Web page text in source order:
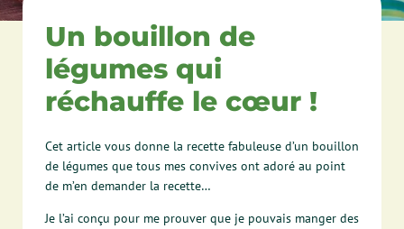
Un bouillon de
légumes qui
réchauffe le cœur !
Cet article vous donne la recette fabuleuse d’un bouillon
de légumes que tous mes convives ont adoré au point
de m’en demander la recette…
Je l’ai conçu pour me prouver que je pouvais manger des